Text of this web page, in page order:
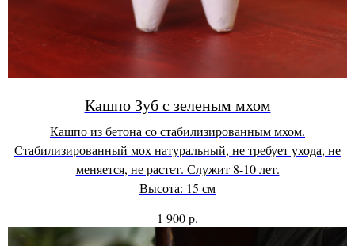
Кашпо Зуб с зеленым мхом
Кашпо из бетона со стабилизированным мхом.
Стабилизированный мох натуральный, не требует ухода, не
меняется, не растет. Служит 8-10 лет.
Высота: 15 см
1 900р.